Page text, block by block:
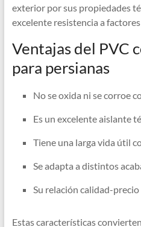
exterior por sus propiedades
excelente resistencia a
Ventajas del PVC
para persianas
No se oxida ni se corroe
Es un excelente aislante
Tiene una larga vida útil
Se adapta a distintos
Su relación calidad-precio
Estas características